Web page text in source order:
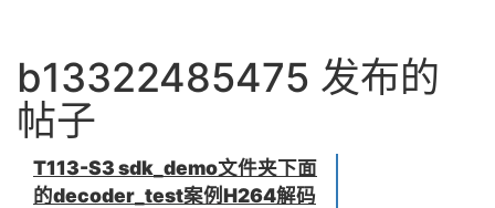
b13322485475 发布的
帖子
T113-S3 sdk_demo文件夹下面
的decoder_test案例H264解码